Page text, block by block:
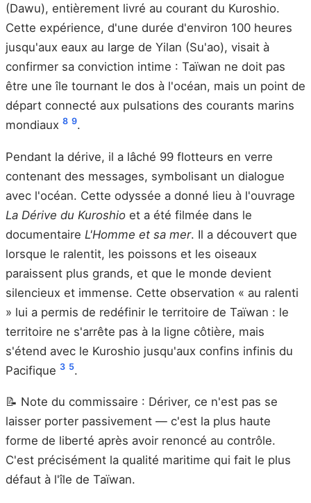
(Dawu), entièrement livré au courant du Kuroshio.
Cette expérience, d'une durée d'environ 100 heures
jusqu'aux eaux au large de Yilan (Su'ao), visait à
confirmer sa conviction intime : Taïwan ne doit pas
être une île tournant le dos à l'océan, mais un point de
départ connecté aux pulsations des courants marins
mondiaux 8 9.
Pendant la dérive, il a lâché 99 flotteurs en verre
contenant des messages, symbolisant un dialogue
avec l'océan. Cette odyssée a donné lieu à l'ouvrage
La Dérive du Kuroshio et a été filmée dans le
documentaire L'Homme et sa mer. Il a découvert que
lorsque le ralentit, les poissons et les oiseaux
paraissent plus grands, et que le monde devient
silencieux et immense. Cette observation « au ralenti
» lui a permis de redéfinir le territoire de Taïwan : le
territoire ne s'arrête pas à la ligne côtière, mais
s'étend avec le Kuroshio jusqu'aux confins infinis du
Pacifique 3 5.
📝 Note du commissaire : Dériver, ce n'est pas se
laisser porter passivement — c'est la plus haute
forme de liberté après avoir renoncé au contrôle.
C'est précisément la qualité maritime qui fait le plus
défaut à l'île de Taïwan.